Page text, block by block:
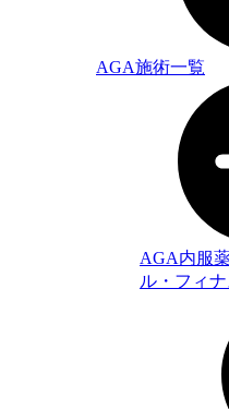
AGA施術一覧
AGA内服
ル・フィナ